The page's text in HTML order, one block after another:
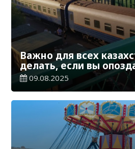
Важно для всех
делать, если вы
09.08.2025